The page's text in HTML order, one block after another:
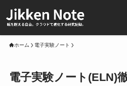
ホーム 電子実験ノート
電子実験ノート(ELN)